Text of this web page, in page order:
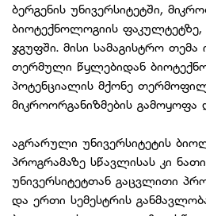
ბერგენის უნივერსიტეტში,
ბიოტექნოლოგიის
ჯგუფში. მისი სამაგისტრო
თერმული წყლებიდან
პოტენციალის მქონე
მიკროორგანიზმების გამოყოფა
აგრარული უნივერსიტეტის
პროგრამაზე სწავლისას კი
უნივერსიტეტთან გაცვლითი
და ერთი სემესტრის